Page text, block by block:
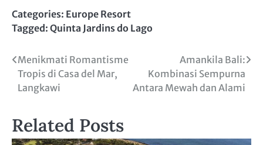
Categories: Europe Resort
Tagged: Quinta Jardins do Lago
Post
navigation
Menikmati Romantisme
Tropis di Casa del Mar,
Langkawi
Amankila Bali:
Kombinasi Sempurna
Antara Mewah dan Alami
Related Posts